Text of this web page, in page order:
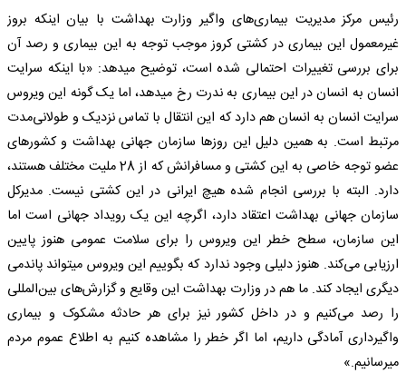
رئیس مرکز مدیریت بیماری‌های واگیر وزارت بهداشت با بیان اینکه بروز
غیرمعمول این بیماری در کشتی کروز موجب توجه به این بیماری و رصد آن
برای بررسی تغییرات احتمالی شده است، توضیح می‎دهد: «با اینکه سرایت
انسان به انسان در این بیماری به ندرت رخ می‎دهد، اما یک گونه این ویروس
سرایت انسان به انسان هم دارد که این انتقال با تماس نزدیک و طولانی‌مدت
مرتبط است. به همین دلیل این روزها سازمان جهانی بهداشت و کشورهای
عضو توجه خاصی به این کشتی و مسافرانش که از 28 ملیت مختلف هستند،
دارد. البته با بررسی انجام شده هیچ ایرانی در این کشتی نیست. مدیرکل
سازمان جهانی بهداشت اعتقاد دارد، اگرچه این یک رویداد جهانی است اما
این سازمان، سطح خطر این ویروس‌ را برای سلامت عمومی هنوز پایین
ارزیابی می‌کند. هنوز دلیلی وجود ندارد که بگوییم این ویروس می‎تواند پاندمی
دیگری ایجاد کند. ما هم در وزارت بهداشت این وقایع و گزارش‌های بین‌المللی
را رصد می‌کنیم و در داخل کشور نیز برای هر حادثه مشکوک و بیماری‌
واگیرداری آمادگی داریم، اما اگر خطر را مشاهده کنیم به اطلاع عموم مردم
می‎رسانیم.»